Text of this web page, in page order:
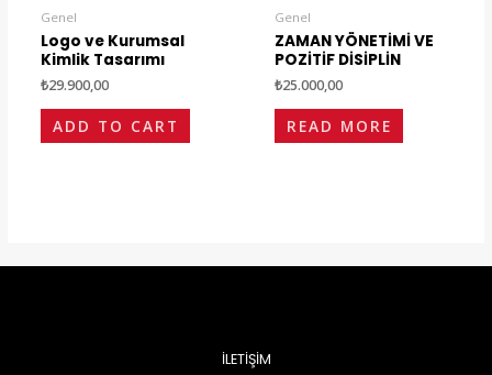
Genel
Logo ve Kurumsal
Kimlik Tasarımı
₺29.900,00
ADD TO CART
Genel
ZAMAN YÖNETİMİ VE
POZİTİF DİSİPLİN
₺25.000,00
READ MORE
İLETİŞİM